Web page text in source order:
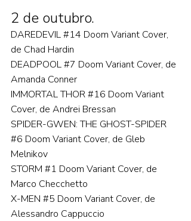
2 de outubro.
DAREDEVIL #14 Doom Variant Cover,
de Chad Hardin
DEADPOOL #7 Doom Variant Cover, de
Amanda Conner
IMMORTAL THOR #16 Doom Variant
Cover, de Andrei Bressan
SPIDER-GWEN: THE GHOST-SPIDER
#6 Doom Variant Cover, de Gleb
Melnikov
STORM #1 Doom Variant Cover, de
Marco Checchetto
X-MEN #5 Doom Variant Cover, de
Alessandro Cappuccio